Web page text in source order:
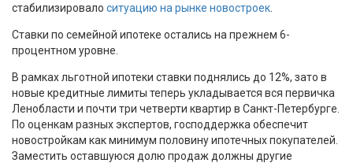
стабилизировало ситуацию на рынке новостроек
Ставки по семейной ипотеке остались на прежнем 6-
процентном уровне.
В рамках льготной ипотеки ставки поднялись до 12%, зато в
новые кредитные лимиты теперь укладывается вся первичка
Ленобласти и почти три четверти квартир в Санкт-Петербурге.
По оценкам разных экспертов, господдержка обеспечит
новостройкам как минимум половину ипотечных покупателей.
Заместить оставшуюся долю продаж должны другие